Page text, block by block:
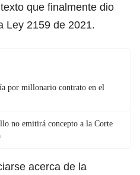
que finalmente dio
Ley 2159 de 2021.
por millonario contrato en el
no emitirá concepto a la Corte
acerca de la